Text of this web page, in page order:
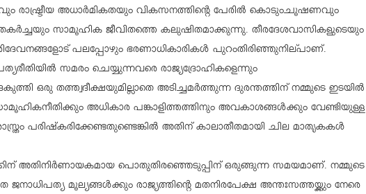
രാഷ്ട്രീയ അധാര്‍മികതയും വികസനത്തിന്റെ പേരില്‍ കൊടുംചൂഷണവും
സാമൂഹിക ജീവിതത്തെ കലുഷിതമാക്കുന്നു. തീരദേശവാസികളുടെയും
പലപ്പോഴും ഭരണാധികാരികള്‍ പുറംതിരിഞ്ഞുനില്പാണ്.
സമരം ചെയ്യുന്നവരെ രാജ്യദ്രോഹികളെന്നും
ഒരു തത്ത്വദീക്ഷയുമില്ലാതെ അടിച്ചമര്‍ത്തുന്ന ദുരന്തത്തിന് നമ്മുടെ ഇടയില്‍
അധികാര പങ്കാളിത്തത്തിനും അവകാശങ്ങള്‍ക്കും വേണ്ടിയുള്ള
പരിഷ്‌കരിക്കേണ്ടതുണ്ടെങ്കില്‍ അതിന് കാലാതീതമായി ചില മാതൃകകള്‍
അതിനിര്‍ണായകമായ പൊതുതിരഞ്ഞെടുപ്പിന് ഒരുങ്ങുന്ന സമയമാണ്. നമ്മുടെ
മൂല്യങ്ങള്‍ക്കും രാജ്യത്തിന്റെ മതനിരപേക്ഷ അന്തഃസത്തയ്ക്കും നേരെ